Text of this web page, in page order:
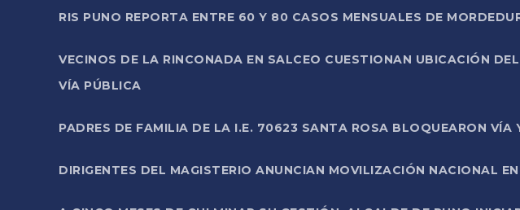
RIS PUNO REPORTA ENTRE 60 Y 80 CASOS MENSUALES DE
VECINOS DE LA RINCONADA EN SALCEO CUESTIONAN UBICACIÓN
VÍA PÚBLICA
PADRES DE FAMILIA DE LA I.E. 70623 SANTA ROSA BLOQUEARON VÍA
DIRIGENTES DEL MAGISTERIO ANUNCIAN MOVILIZACIÓN NACIONAL